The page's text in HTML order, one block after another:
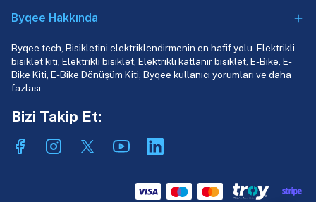
Byqee Hakkında
Byqee.tech, Bisikletini elektriklendirmenin en hafif yolu. Elektrikli
bisiklet kiti, Elektrikli bisiklet, Elektrikli katlanır bisiklet, E-Bike, E-
Bike Kiti, E-Bike Dönüşüm Kiti, Byqee kullanıcı yorumları ve daha
fazlası…
Bizi Takip Et: